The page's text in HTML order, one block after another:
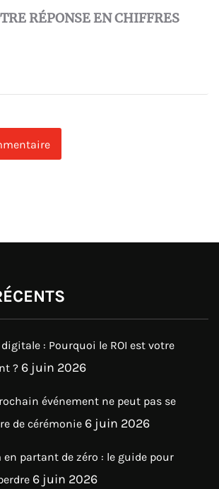
RÉPONSE EN CHIFFRES
: Pourquoi le ROI est votre
? 6 juin 2026
événement ne peut pas se
de cérémonie 6 juin 2026
en partant de zéro : le guide pour
6 juin 2026